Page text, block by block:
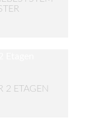
2 ETAGEN